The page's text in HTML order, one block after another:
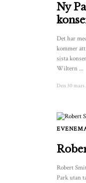
Ny
Det har
kommer att
sista
Wiltern ...
Den 30 mars
Robert
Park utan